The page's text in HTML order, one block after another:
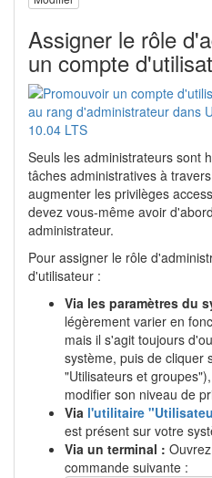
Assigner le rôle
un compte
Seuls les administrateurs sont
tâches administratives à
augmenter les privilèges
devez vous-même avoir
administrateur.
Pour assigner le rôle
d'utilisateur :
Via les paramètres du
légèrement varier en
mais il s'agit toujours
système, puis de cliquer
"Utilisateurs et
modifier son niveau de
Via l'utilitaire
est présent sur votre
Via un terminal :
commande suivante :